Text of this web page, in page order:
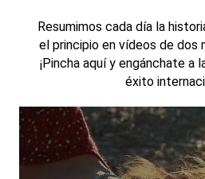
Resumimos cada día la
el principio en vídeos de dos
¡Pincha aquí y engánchate a
éxito